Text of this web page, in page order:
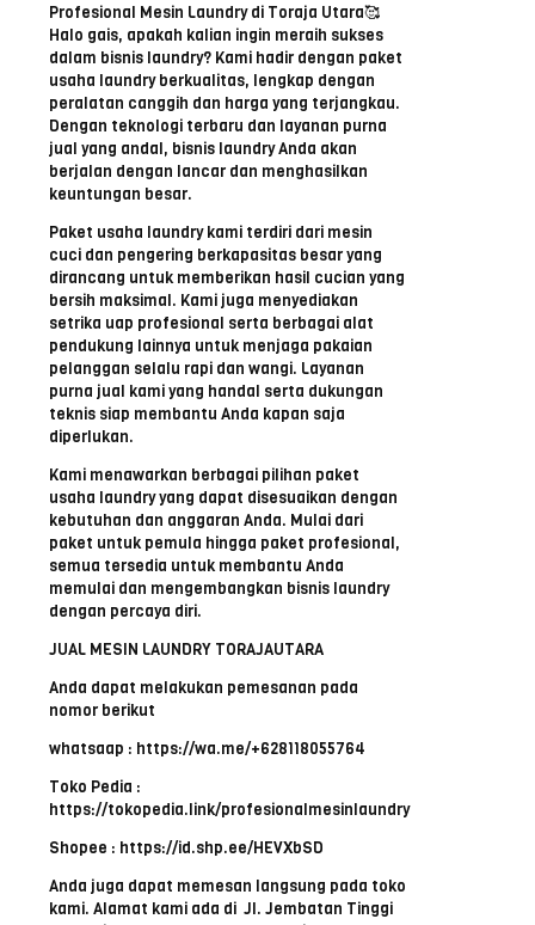
Profesional Mesin Laundry di Toraja Utara🥰
Halo gais, apakah kalian ingin meraih sukses
dalam bisnis laundry? Kami hadir dengan paket
usaha laundry berkualitas, lengkap dengan
peralatan canggih dan harga yang terjangkau.
Dengan teknologi terbaru dan layanan purna
jual yang andal, bisnis laundry Anda akan
berjalan dengan lancar dan menghasilkan
keuntungan besar.
Paket usaha laundry kami terdiri dari mesin
cuci dan pengering berkapasitas besar yang
dirancang untuk memberikan hasil cucian yang
bersih maksimal. Kami juga menyediakan
setrika uap profesional serta berbagai alat
pendukung lainnya untuk menjaga pakaian
pelanggan selalu rapi dan wangi. Layanan
purna jual kami yang handal serta dukungan
teknis siap membantu Anda kapan saja
diperlukan.
Kami menawarkan berbagai pilihan paket
usaha laundry yang dapat disesuaikan dengan
kebutuhan dan anggaran Anda. Mulai dari
paket untuk pemula hingga paket profesional,
semua tersedia untuk membantu Anda
memulai dan mengembangkan bisnis laundry
dengan percaya diri.
JUAL MESIN LAUNDRY TORAJAUTARA
Anda dapat melakukan pemesanan pada
nomor berikut
whatsaap : https://wa.me/+628118055764
Toko Pedia :
https://tokopedia.link/profesionalmesinlaundry
Shopee : https://id.shp.ee/HEVXbSD
Anda juga dapat memesan langsung pada toko
kami. Alamat kami ada di Jl. Jembatan Tinggi